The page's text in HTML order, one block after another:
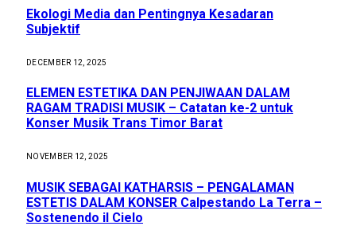
Ekologi Media dan Pentingnya Kesadaran
Subjektif
DECEMBER 12, 2025
ELEMEN ESTETIKA DAN PENJIWAAN DALAM
RAGAM TRADISI MUSIK – Catatan ke-2 untuk
Konser Musik Trans Timor Barat
NOVEMBER 12, 2025
MUSIK SEBAGAI KATHARSIS – PENGALAMAN
ESTETIS DALAM KONSER Calpestando La Terra –
Sostenendo il Cielo